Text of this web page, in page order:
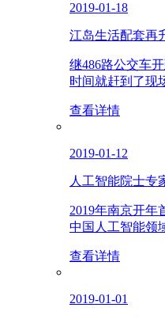
2019-01-18
江岛生活配套再
继486路公交车
时间就赶到了现
查看详情
2019-01-12
人工智能院士专
2019年南京开年
中国人工智能领
查看详情
2019-01-01